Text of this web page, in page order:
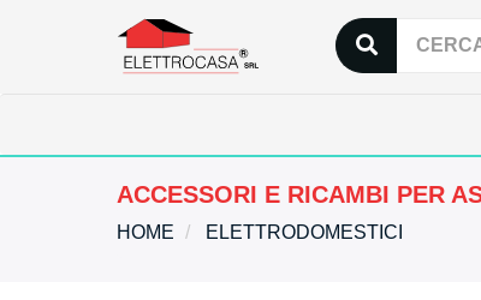
ACCESSORI E RICAMBI PER
HOME ELETTRODOMESTICI